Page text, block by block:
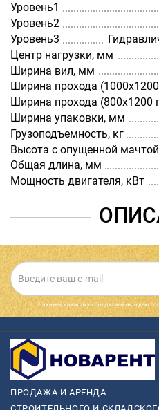
Уровень1
Уровень2
Уровень3
Центр нагрузки, мм
Ширина вил, мм
Ширина прохода
Ширина прохода (800х1200
Ширина упаковки, мм
Грузоподъемность, кг
Высота с опущенной
Общая длина, мм
Мощность двигателя, кВт
Нажимая на кнопку «Подписаться», я даю
ПРОДАЖА И АРЕНДА